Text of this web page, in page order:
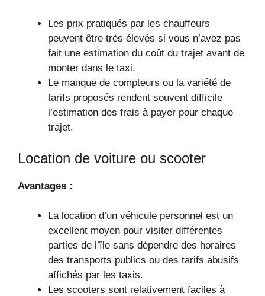
Les prix pratiqués par les chauffeurs
peuvent être très élevés si vous n’avez pas
fait une estimation du coût du trajet avant de
monter dans le taxi.
Le manque de compteurs ou la variété de
tarifs proposés rendent souvent difficile
l’estimation des frais à payer pour chaque
trajet.
Location de voiture ou scooter
Avantages :
La location d’un véhicule personnel est un
excellent moyen pour visiter différentes
parties de l’île sans dépendre des horaires
des transports publics ou des tarifs abusifs
affichés par les taxis.
Les scooters sont relativement faciles à